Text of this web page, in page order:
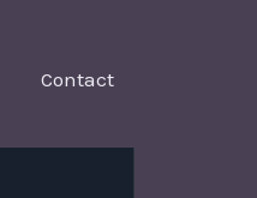
Contact